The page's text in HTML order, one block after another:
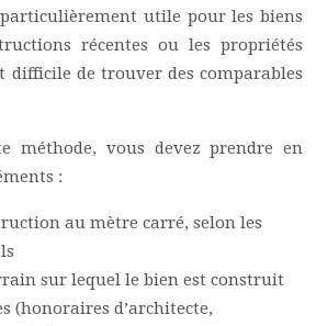
utile pour les biens
récentes ou les propriétés
difficile de trouver des comparables
méthode, vous devez prendre en
:
au mètre carré, selon les
sur lequel le bien est construit
(honoraires d’architecte,